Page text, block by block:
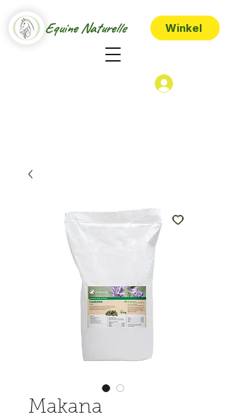
Equine Naturelle Winkel
Makana